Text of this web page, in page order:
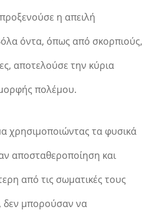
η απειλή
όντα, όπως από σκορπιούς,
αποτελούσε την κύρια
πολέμου.
χρησιμοποιώντας τα φυσικά
αποσταθεροποίηση και
από τις σωματικές τους
δεν μπορούσαν να